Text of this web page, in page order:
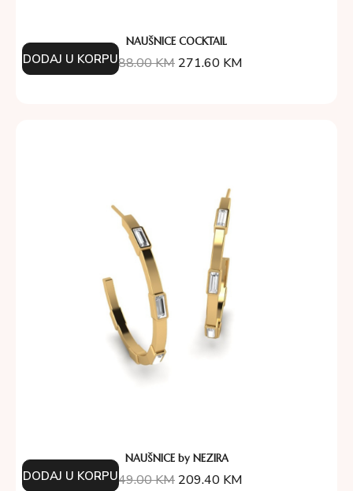
NAUŠNICE COCKTAIL
388.00KM 271.60 KM
DODAJ U KORPU
NAUŠNICE by NEZIRA
349.00KM 209.40 KM
DODAJ U KORPU